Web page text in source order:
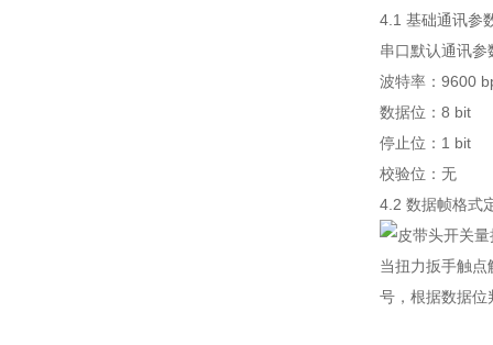
4.1 基础通讯参
串口默认通讯
波特率：9600
数据位：8 bit
停止位：1 bit
校验位：无
4.2 数据帧格式
当扭力扳手触
号，根据数据位